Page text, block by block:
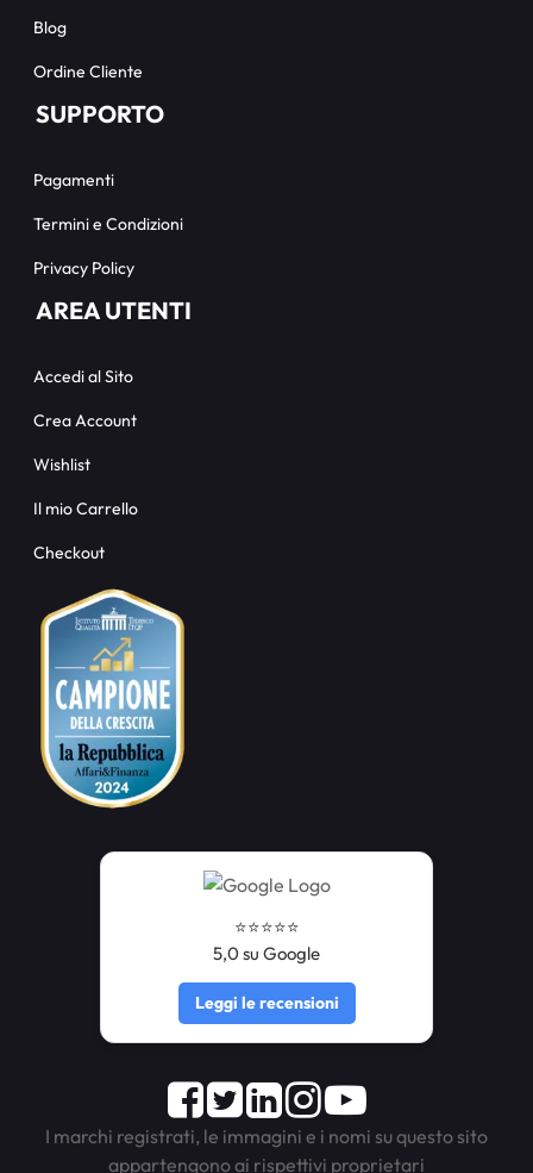
Blog
Ordine Cliente
SUPPORTO
Pagamenti
Termini e Condizioni
Privacy Policy
AREA UTENTI
Accedi al Sito
Crea Account
Wishlist
Il mio Carrello
Checkout
⭐️⭐️⭐️⭐️⭐️
5,0 su Google
Leggi le recensioni
Facebook
TwitterLinkedInInstagram
Youtube
I marchi registrati, le immagini e i nomi su questo sito
appartengono ai rispettivi proprietari